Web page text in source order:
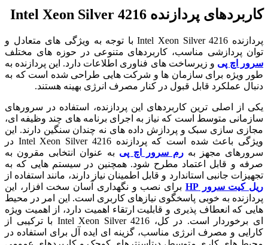
کاربردهای پردازنده Intel Xeon Silver 4216
پردازنده Intel Xeon Silver 4216 با توجه به ویژگی های متعادل و
توان پردازشی مناسب، کاربردهای متنوعی در حوزه های مختلف
سرور اچ پی و زیرساخت های فناوری اطلاعات دارد. این پردازنده به
طور ویژه برای سازمان ها و شرکت هایی طراحی شده است که به
دنبال عملکرد قابل قبول در کنار مصرف انرژی بهینه هستند.
یکی از اصلی ترین کاربردهای این پردازنده، استفاده در سرورهای
سازمانی متوسط است که نیاز به اجرای برنامه های چند وظیفه ای،
مجازی سازی سبک و پردازش داده های نه چندان سنگین دارند. این
ویژگی باعث شده است که پردازنده Intel Xeon Silver 4216 در
سرورهای مجهز به رم سرور اچ پی به عنوان انتخابی مقرون به
صرفه و قابل اعتماد مطرح شود. همچنین در سیستم هایی که به
تجهیزات جانبی استاندارد و قابل اطمینان نیاز دارند، مانند استفاده از
ریل کیت سرور HP
برای نصب و نگهداری آسان سخت افزار، این
پردازنده به خوبی پاسخگوی نیازهای کاربری است. این امر در محیط
هایی که انعطاف پذیری و قابلیت ارتقاء اهمیت دارد، از اهمیت ویژه
ای برخوردار است. در کل، Intel Xeon Silver 4216 با ترکیبی از
کارایی و مصرف انرژی مناسب، گزینه ای ایده آل برای استفاده در